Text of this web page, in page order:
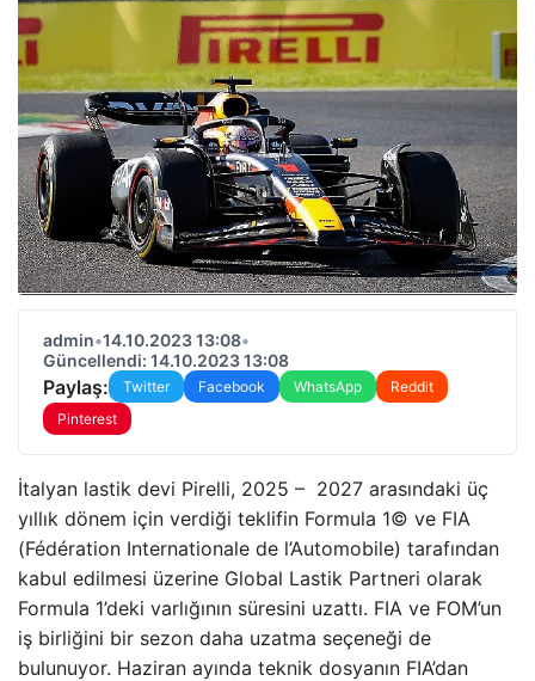
admin•14.10.2023 13:08•
Güncellendi: 14.10.2023 13:08
Paylaş: Twitter Facebook WhatsApp
Reddit
Pinterest
İtalyan lastik devi Pirelli, 2025 – 2027 arasındaki üç
yıllık dönem için verdiği teklifin Formula 1© ve FIA
(Fédération Internationale de l’Automobile) tarafından
kabul edilmesi üzerine Global Lastik Partneri olarak
Formula 1’deki varlığının süresini uzattı. FIA ve FOM’un
iş birliğini bir sezon daha uzatma seçeneği de
bulunuyor. Haziran ayında teknik dosyanın FIA’dan